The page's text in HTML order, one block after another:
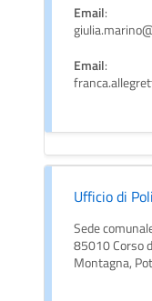
Email:
Email:
Ufficio di
Sede
85010 Corso
Montagna,